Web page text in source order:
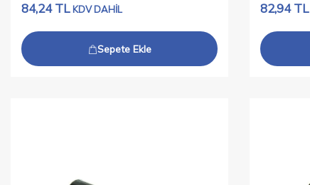
84,24TL KDV DAHİL
Sepete Ekle
82,94TL